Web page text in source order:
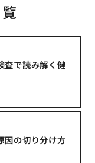
査で読み解く健
因の切り分け方